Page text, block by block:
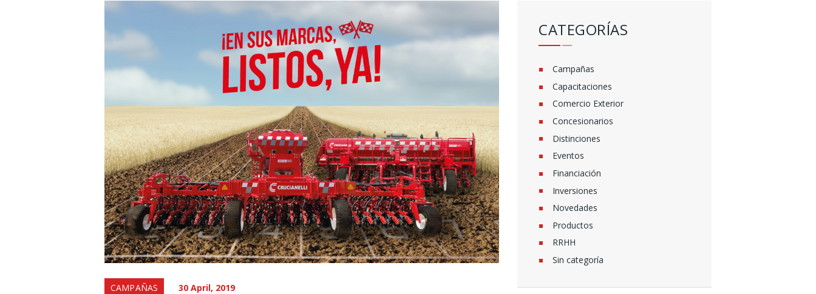
CAMPAÑAS 30 April, 2019
CATEGORÍAS
Campañas
Capacitaciones
Comercio Exterior
Concesionarios
Distinciones
Eventos
Financiación
Inversiones
Novedades
Productos
RRHH
Sin categoría